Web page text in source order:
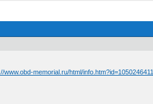
www.obd-memorial.ru/html/info.htm?id=1050246411